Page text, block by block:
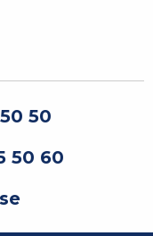
50
50 60